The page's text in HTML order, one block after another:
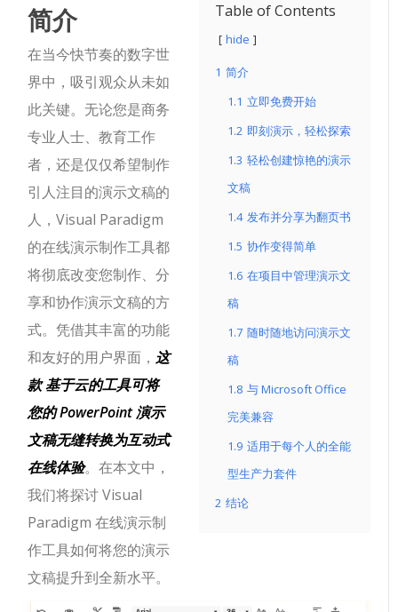
Table of Contents
hide
1 简介
1.1 立即免费开始
1.2 即刻演示，轻松探索
1.3 轻松创建惊艳的演示
文稿
1.4 发布并分享为翻页书
1.5 协作变得简单
1.6 在项目中管理演示文
稿
1.7 随时随地访问演示文
稿
1.8 与 Microsoft Office
完美兼容
1.9 适用于每个人的全能
型生产力套件
2 结论
简介
在当今快节奏的数字世
界中，吸引观众从未如
此关键。无论您是商务
专业人士、教育工作
者，还是仅仅希望制作
引人注目的演示文稿的
人，Visual Paradigm
的在线演示制作工具都
将彻底改变您制作、分
享和协作演示文稿的方
式。凭借其丰富的功能
和友好的用户界面， 这
款基于云的工具可将
您的 PowerPoint 演示
文稿无缝转换为互动式
在线体验。在本文中，
我们将探讨 Visual
Paradigm 在线演示制
作工具如何将您的演示
文稿提升到全新水平。